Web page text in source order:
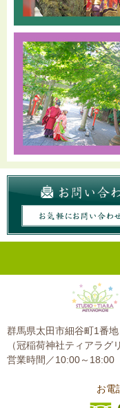
群馬県太田市細谷町1番地
（冠稲荷神社ティアラグ
営業時間／10:00～18:00
お電